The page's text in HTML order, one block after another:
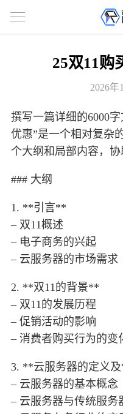
25双11购
2026年
撰写一篇详细的6000
优惠”是一个相对复杂
个大纲和局部内容，协
### 大纲
1. **引言**
– 双11概述
– 电子商务的兴起
– 云服务器的市场需求
2. **双11的背景**
– 双11的发展历程
– 促销活动的影响
– 消费者购买行为的变
3. **云服务器的定义
– 云服务器的基本概念
– 云服务器与传统服务